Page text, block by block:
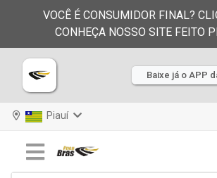
VOCÊ É CONSUMIDOR FINAL?
CONHEÇA NOSSO SITE FEITO
Baixe já o APP
Piauí